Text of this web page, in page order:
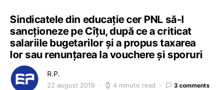
Sindicatele din educație cer PNL să-l
sancționeze pe Cîțu, după ce a criticat
salariile bugetarilor și a propus taxarea
lor sau renunțarea la vouchere și sporuri
R.P.
22 august 2019 4 minute read 3 comments